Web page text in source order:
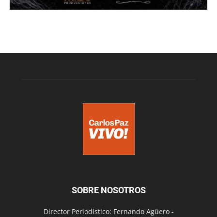
SOBRE NOSOTROS
Director Periodístico: Fernando Agüero -